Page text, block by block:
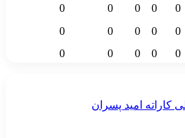
0
0
0
0
0
0
0
0
0
0
0
0
0
0
0
کاراته امید پسران